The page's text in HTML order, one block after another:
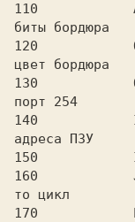
110
биты бордюра
120
цвет бордюра
130
порт 254
140
адреса ПЗУ
150
160
то цикл
170